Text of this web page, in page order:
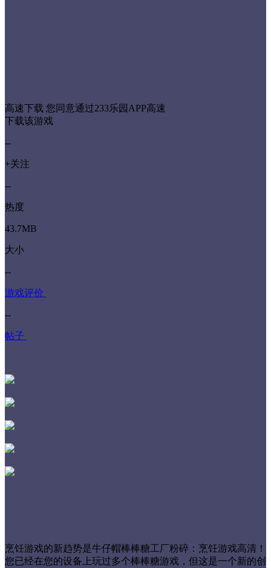
高速下载 您同意通过233乐园APP高速
下载该游戏
--
+关注
--
热度
43.7MB
大小
--
游戏评价
--
帖子
烹饪游戏的新趋势是牛仔帽棒棒糖工厂粉碎：烹饪游戏高清！
您已经在您的设备上玩过多个棒棒糖游戏，但这是一个新的创